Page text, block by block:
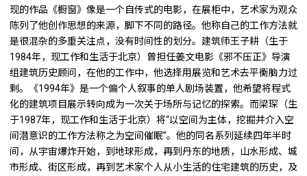
现的作品《橱窗》像是一个自传式的电影，在展柜中，艺术家为观众
陈列了他创作思想的来源，脚下不同的路径。他称自己的工作方法就
是很混杂的多重关注点，没有时间性的划分。建筑师王子耕（生于
1984年，现工作和生活于北京）曾担任姜文电影《邪不压正》导演
组建筑历史顾问，在他的工作中，他选择用展览和艺术去平衡脑力过
剩。《1994年》是一个偏个人叙事的单人剧场装置，他希望将程式
化的建筑项目展示转向成为一次关于场所与记忆的探索。而梁琛（生
于1987年，现工作和生活于北京）将“以空间为主体，挖掘并介入空
间潜意识的工作方法称之为空间催眠”。他的同名系列延续四年半时
间，从宇宙爆炸开始，到地球形成，再到丹东的地质，山水形成、城
市形成、街区形成，再到艺术家个人从小生活的住宅建筑的历史，及